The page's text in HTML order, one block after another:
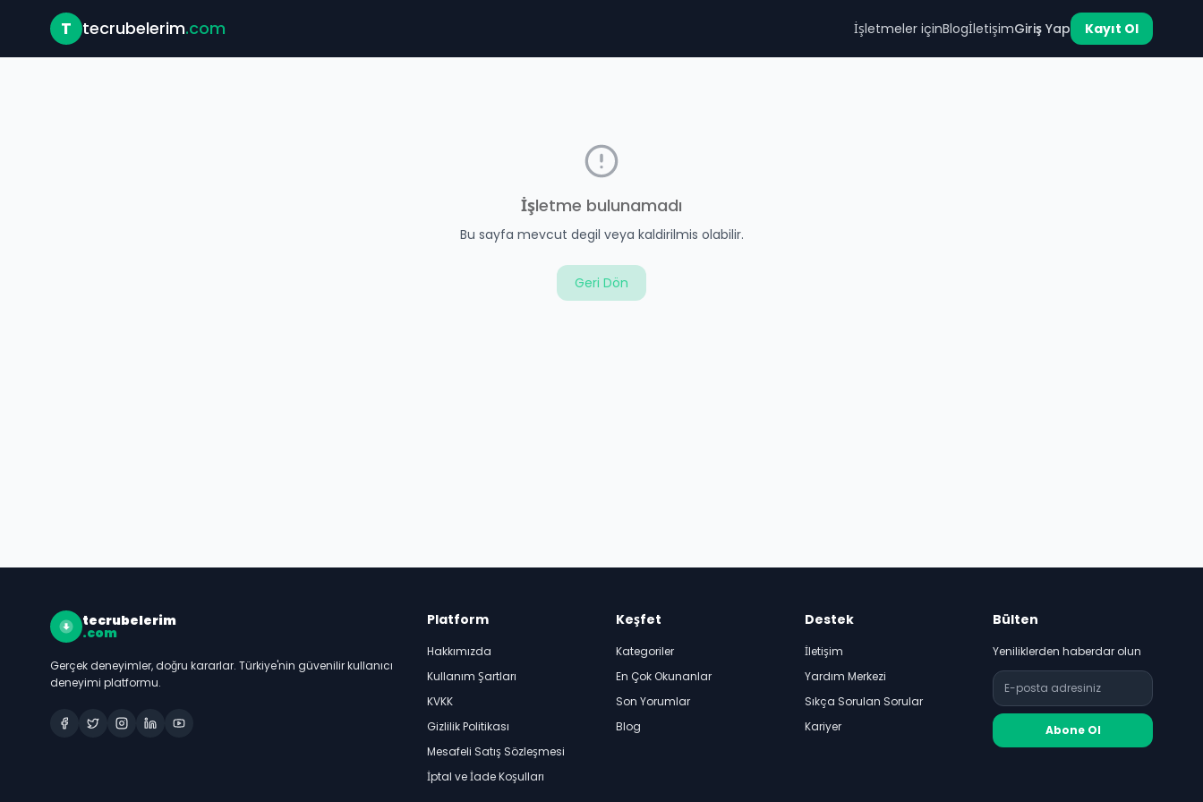
T tecrubelerim.com İşletmeler içinBlogİletişimGiriş Yap Kayıt Ol
İşletme bulunamadı
Bu sayfa mevcut degil veya kaldirilmis olabilir.
Geri Dön
tecrubelerim
.com
Gerçek deneyimler, doğru kararlar. Türkiye'nin güvenilir kullanıcı
deneyimi platformu.
Platform
Hakkımızda
Kullanım Şartları
KVKK
Gizlilik Politikası
Mesafeli Satış Sözleşmesi
İptal ve İade Koşulları
Keşfet
Kategoriler
En Çok Okunanlar
Son Yorumlar
Blog
Destek
İletişim
Yardım Merkezi
Sıkça Sorulan Sorular
Kariyer
Bülten
Yeniliklerden haberdar olun
Abone Ol